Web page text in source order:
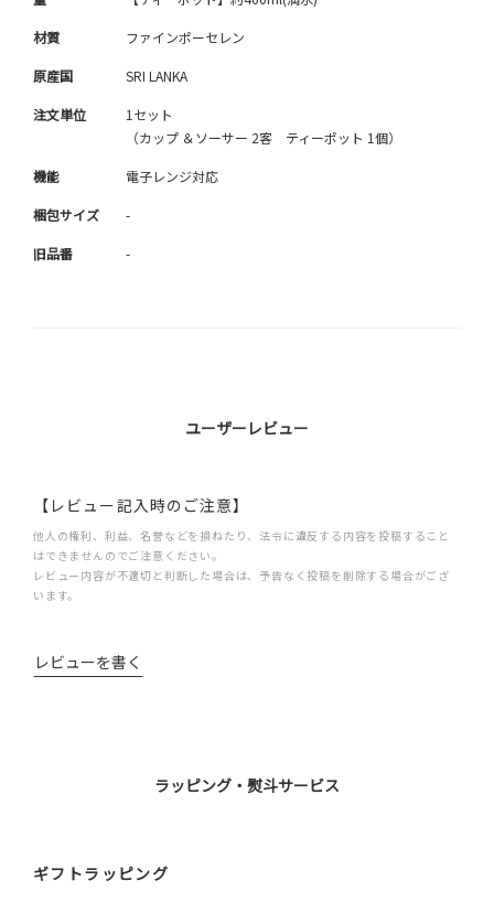
材質 ファインポーセレン
原産国 SRI LANKA
注文単位
1セット
（カップ ＆ソーサー 2客 ティーポット 1個）
機能 電子レンジ対応
梱包サイズ -
旧品番 -
ユーザーレビュー
【レビュー記入時のご注意】
他人の権利、利益、名誉などを損ねたり、法令に違反する内容を投稿すること
はできませんのでご注意ください。
レビュー内容が不適切と判断した場合は、予告なく投稿を削除する場合がござ
います。
レビューを書く
ラッピング・熨斗サービス
ギフトラッピング